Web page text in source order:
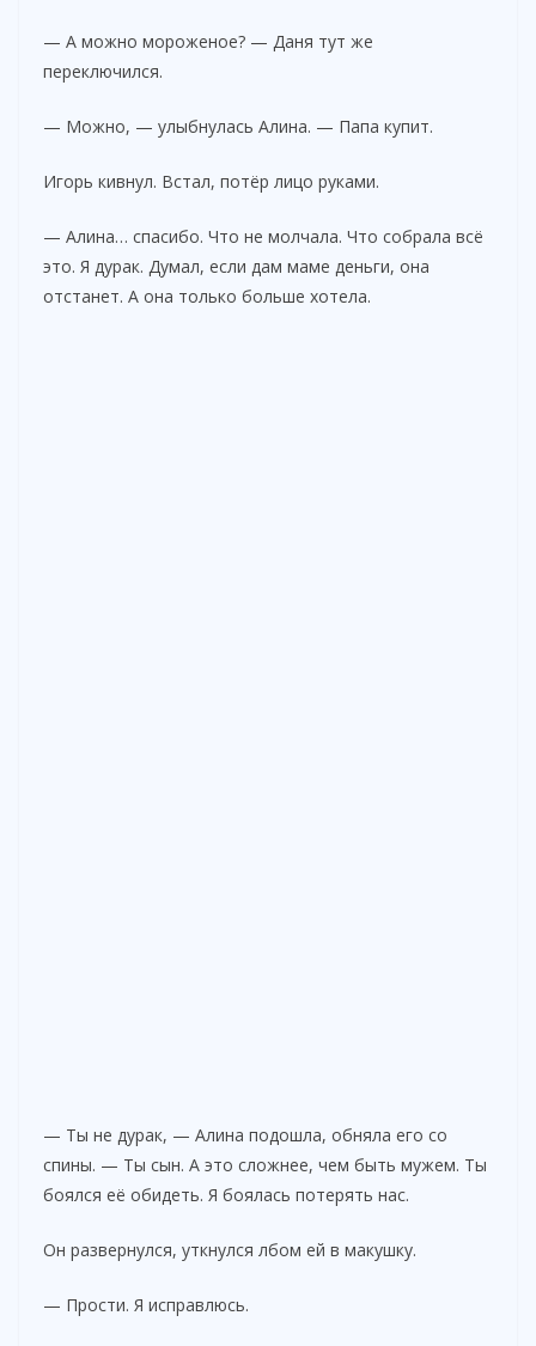
— А можно мороженое? — Даня тут же
переключился.
— Можно, — улыбнулась Алина. — Папа купит.
Игорь кивнул. Встал, потёр лицо руками.
— Алина… спасибо. Что не молчала. Что собрала всё
это. Я дурак. Думал, если дам маме деньги, она
отстанет. А она только больше хотела.
— Ты не дурак, — Алина подошла, обняла его со
спины. — Ты сын. А это сложнее, чем быть мужем. Ты
боялся её обидеть. Я боялась потерять нас.
Он развернулся, уткнулся лбом ей в макушку.
— Прости. Я исправлюсь.